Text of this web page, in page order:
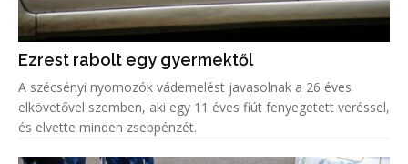
Ezrest rabolt egy gyermektől
A szécsényi nyomozók vádemelést javasolnak a 26 éves
elkövetővel szemben, aki egy 11 éves fiút fenyegetett veréssel,
és elvette minden zsebpénzét.